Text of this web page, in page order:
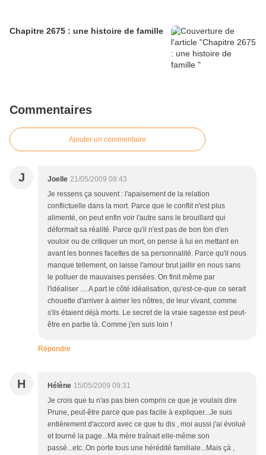
Chapitre 2675 : une histoire de famille
Commentaires
Ajouter un commentaire
J Joelle 21/05/2009 08:43
Je ressens ça souvent : l'apaisement de la relation
conflictuelle dans la mort. Parce que le conflit n'est plus
alimenté, on peut enfin voir l'autre sans le brouillard qui
déformait sa réalité. Parce qu'il n'est pas de bon ton d'en
vouloir ou de critiquer un mort, on pense à lui en mettant en
avant les bonnes facettes de sa personnalité. Parce qu'il nous
manque tellement, on laisse l'amour brut jaillir en nous sans
le polluer de mauvaises pensées. On finit même par
l'idéaliser .... A part le côté idéalisation, qu'est-ce-que ce serait
chouette d'arriver à aimer les nôtres, de leur vivant, comme
s'ils étaient déjà morts. Le secret de la vraie sagesse est peut-
être en partie là. Comme j'en suis loin !
Répondre
H Hélène 15/05/2009 09:31
Je crois que tu n'as pas bien compris ce que je voulais dire
Prune, peut-être parce que pas facile à expliquer...Je suis
entièrement d'accord avec ce que tu dis , moi aussi j'ai évolué
et tourné la page...Ma mère traînait elle-même son
passé...etc..On porte tous une hérédité familiale...Mais çà ,